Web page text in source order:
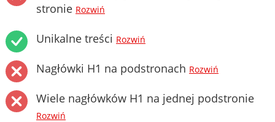
stronie Rozwiń
Unikalne treści Rozwiń
Nagłówki H1 na podstronach Rozwiń
Wiele nagłówków H1 na jednej podstronie
Rozwiń